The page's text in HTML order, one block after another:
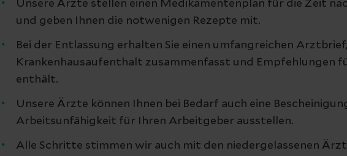
Unsere Ärzte stellen einen Medikamentenplan für die Zeit
und geben Ihnen die notwenigen Rezepte mit.
Bei der Entlassung erhalten Sie einen umfangreichen
Krankenhausaufenthalt zusammenfasst und Empfehlungen
enthält.
Unsere Ärzte können Ihnen bei Bedarf auch eine
Arbeitsunfähigkeit für Ihren Arbeitgeber ausstellen.
Alle Schritte stimmen wir auch mit den niedergelassenen